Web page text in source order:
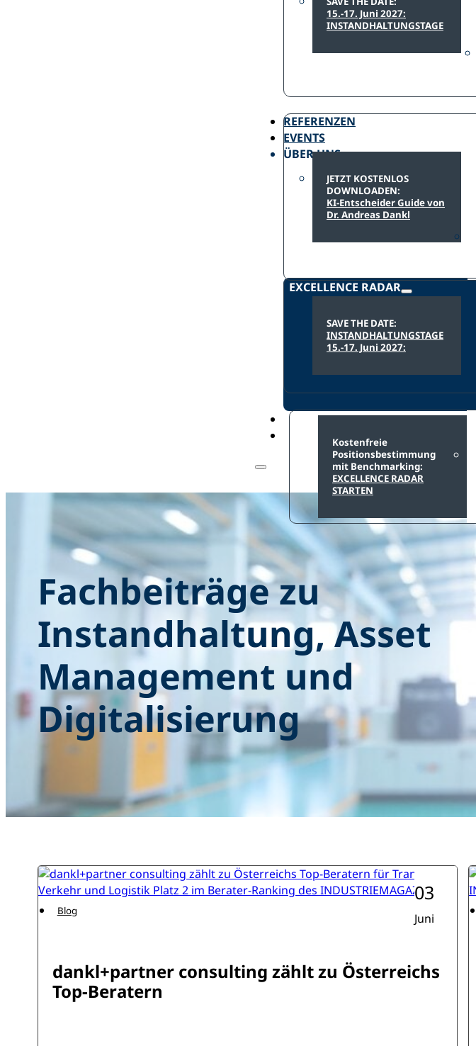
15.-17. Juni 2027:
INSTANDHALTUNGSTAGE
JETZT KOSTENLOS
DOWNLOADEN:
KI-Entscheider Guide von
Dr. Andreas Dankl
REFERENZEN
EVENTS
ÜBER UNS
SAVE THE DATE:
INSTANDHALTUNGSTAGE
15.-17. Juni 2027:
EXCELLENCE RADAR
Kostenfreie
Positionsbestimmung
mit Benchmarking:
EXCELLENCE RADAR
STARTEN
Fachbeiträge zu
Instandhaltung, Asset
Management und
Digitalisierung
03
Juni
dankl+partner consulting zählt zu Österreichs
Top-Beratern
Blog